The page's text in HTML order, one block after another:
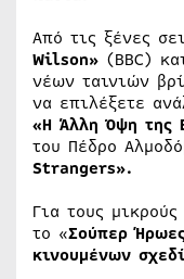
Από τις ξένες
Wilson» (BBC)
νέων ταινιών
να επιλέξετε
«Η Άλλη Όψη της
του Πέδρο
Strangers».
Για τους
το «Σούπερ
κινουμένων